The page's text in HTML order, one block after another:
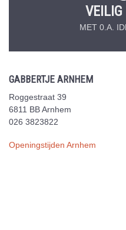
VEILIG
MET 0.A.
GABBERTJE ARNHEM
Roggestraat 39
6811 BB Arnhem
026 3823822
Openingstijden Arnhem